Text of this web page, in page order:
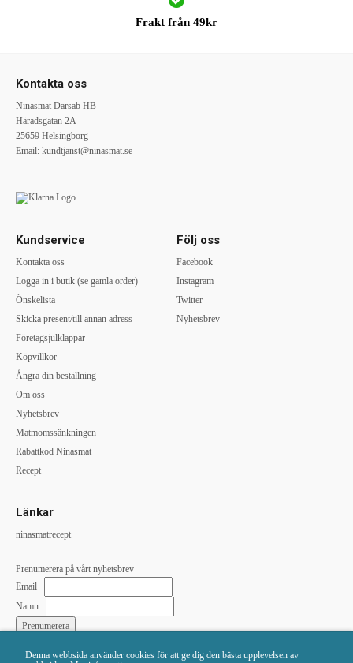
Denna webbsida använder cookies för att ge dig den bästa upplevelsen av
Frakt från 49kr
Kontakta oss
Ninasmat Darsab HB
Häradsgatan 2A
25659 Helsingborg
Email: kundtjanst@ninasmat.se
Kundservice
Kontakta oss
Logga in i butik (se gamla order)
Önskelista
Skicka present/till annan adress
Företagsjulklappar
Köpvillkor
Ångra din beställning
Om oss
Nyhetsbrev
Matmomssänkningen
Rabattkod Ninasmat
Recept
Följ oss
Facebook
Instagram
Twitter
Nyhetsbrev
Länkar
ninasmatrecept
Prenumerera på vårt nyhetsbrev
Email
Namn
Vi skickar till: